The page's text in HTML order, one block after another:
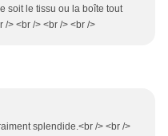
soit le tissu ou la boîte tout
/> <br /> <br /> <br />
splendide.<br /> <br />